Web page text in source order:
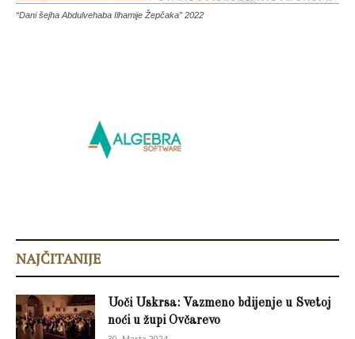
“Dani šejha Abdulvehaba Ilhamije Žepčaka” 2022
NAJČITANIJE
Uoči Uskrsa: Vazmeno bdijenje u Svetoj
noći u župi Ovčarevo